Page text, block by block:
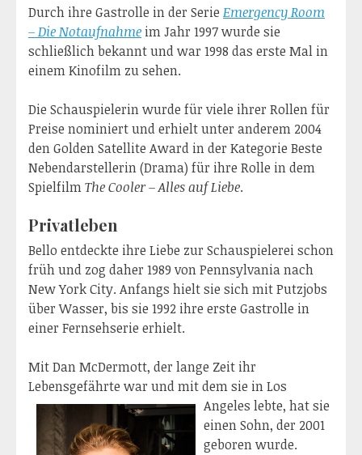
Durch ihre Gastrolle in der Serie Emergency Room
– Die Notaufnahme im Jahr 1997 wurde sie
schließlich bekannt und war 1998 das erste Mal in
einem Kinofilm zu sehen.
Die Schauspielerin wurde für viele ihrer Rollen für
Preise nominiert und erhielt unter anderem 2004
den Golden Satellite Award in der Kategorie Beste
Nebendarstellerin (Drama) für ihre Rolle in dem
SpielfilmThe Cooler – Alles auf Liebe.
Privatleben
Bello entdeckte ihre Liebe zur Schauspielerei schon
früh und zog daher 1989 von Pennsylvania nach
New York City. Anfangs hielt sie sich mit Putzjobs
über Wasser, bis sie 1992 ihre erste Gastrolle in
einer Fernsehserie erhielt.
Mit Dan McDermott, der lange Zeit ihr
Lebensgefährte war und mit dem sie inLos
Angeles lebte, hat sie
einen Sohn, der 2001
geboren wurde.